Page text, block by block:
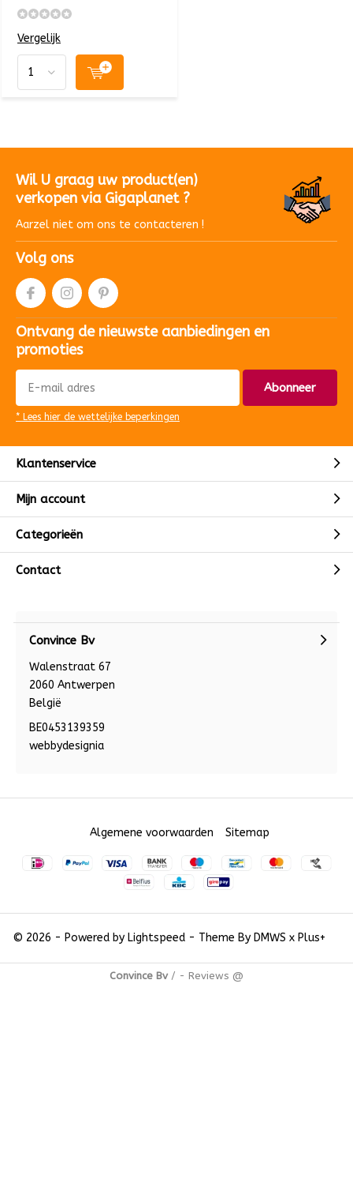
Vergelijk
Wil U graag uw product(en)
verkopen via Gigaplanet ?
Aarzel niet om ons te contacteren !
Volg ons
Ontvang de nieuwste aanbiedingen en
promoties
Abonneer
* Lees hier de wettelijke beperkingen
Klantenservice
Mijn account
Categorieën
Contact
Convince Bv
Walenstraat 67
2060 Antwerpen
België
BE0453139359
webbydesignia
© 2026 - Powered by Lightspeed- Theme By DMWS x Plus+
Algemene voorwaarden Sitemap
Convince Bv/ - Reviews @